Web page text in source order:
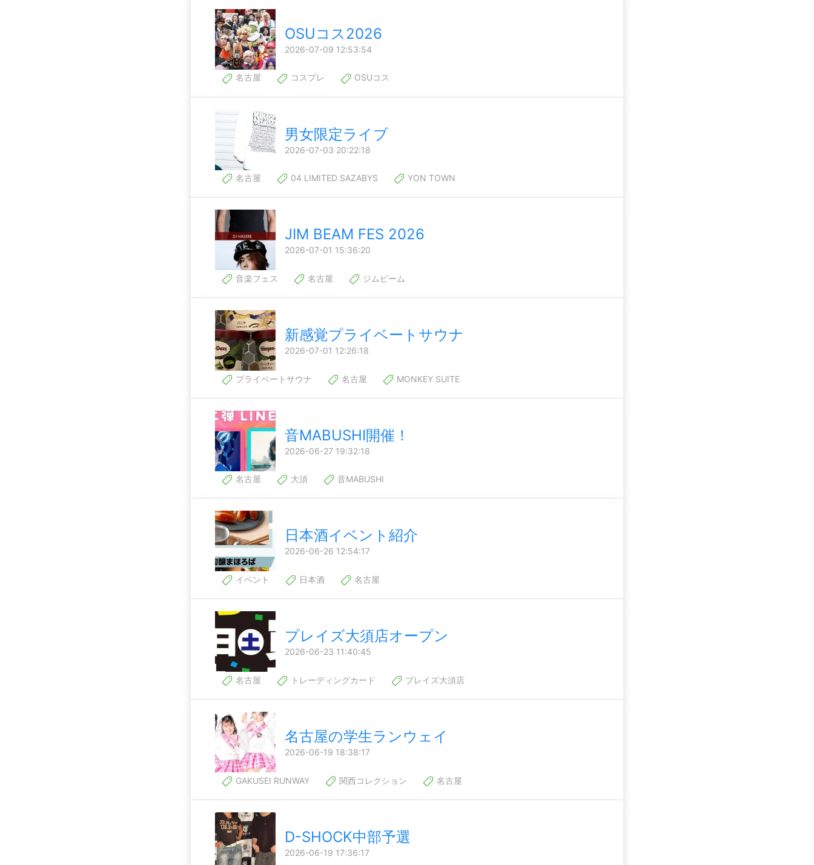
OSUコス2026
2026-07-09 12:53:54
名古屋 コスプレ OSUコス
男女限定ライブ
2026-07-03 20:22:18
名古屋 04 LIMITED SAZABYS YON TOWN
JIM BEAM FES 2026
2026-07-01 15:36:20
音楽フェス 名古屋 ジムビーム
新感覚プライベートサウナ
2026-07-01 12:26:18
プライベートサウナ 名古屋 MONKEY SUITE
音MABUSHI開催！
2026-06-27 19:32:18
名古屋 大須 音MABUSHI
日本酒イベント紹介
2026-06-26 12:54:17
イベント 日本酒 名古屋
プレイズ大須店オープン
2026-06-23 11:40:45
名古屋 トレーディングカード プレイズ大須店
名古屋の学生ランウェイ
2026-06-19 18:38:17
GAKUSEI RUNWAY 関西コレクション 名古屋
D-SHOCK中部予選
2026-06-19 17:36:17